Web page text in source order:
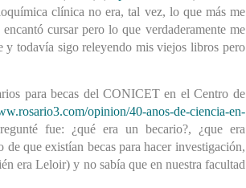
clínica no era, tal vez, lo que más me
cursar pero lo que verdaderamente me
y todavía sigo releyendo mis viejos libros pero
para becas del CONICET en el Centro de
opinion/40-anos-de-ciencia-en-
fue: ¿qué era un becario?, ¿que era
de que existían becas para hacer investigación,
era Leloir) y no sabía que en nuestra facultad